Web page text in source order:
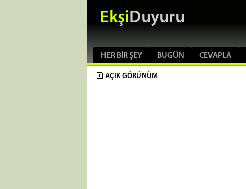
EkşiDuyuru
HER BIR ŞEY BUGÜN CEVAPLA
AÇIK GÖRÜNÜM